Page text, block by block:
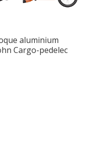
aluminium
Cargo-pedelec